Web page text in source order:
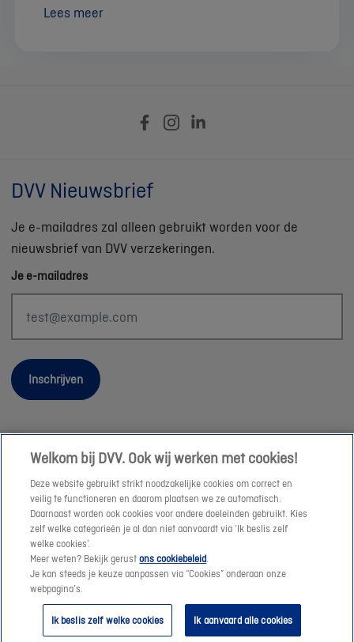
Lees meer
DVV Nieuwsbrief
Je e-mailadres zal alleen gebruikt worden voor de
nieuwsbrief van DVV verzekeringen.
Je e-mailadres
Inschrijven
Wettelijke informatie
Duurzaamheid
Sitemap
Onze consulenten
Jobs
Cookies
Welkom bij DVV. Ook wij werken met cookies!
Deze website gebruikt strikt noodzakelijke cookies om correct en
veilig te functioneren en daarom plaatsen we ze automatisch.
Daarnaast worden ook cookies voor andere doeleinden gebruikt. Kies
zelf welke categorieën je al dan niet aanvaardt via ‘Ik beslis zelf
welke cookies’.
Meer weten? Bekijk gerustons cookiebeleid.
Je kan steeds je keuze aanpassen via “Cookies” onderaan onze
webpagina’s.
Ik beslis zelf welke cookies Ik aanvaard alle cookies